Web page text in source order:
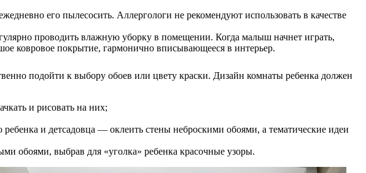
его пылесосить. Аллергологи не рекомендуют использовать в качестве
проводить влажную уборку в помещении. Когда малыш начнет играть,
ковровое покрытие, гармонично вписывающееся в интерьер.
подойти к выбору обоев или цвету краски. Дизайн комнаты ребенка должен
и рисовать на них;
и детсадовца — оклеить стены неброскими обоями, а тематические идеи
обоями, выбрав для «уголка» ребенка красочные узоры.